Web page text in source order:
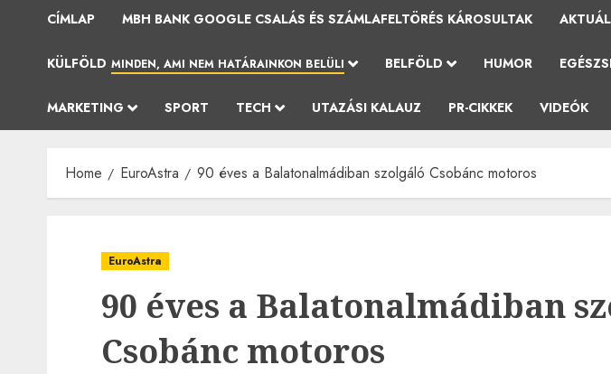
CÍMLAP MBH BANK GOOGLE CSALÁS ÉS SZÁMLAFELTÖRÉS KÁROSULTAK
KÜLFÖLD MINDEN, AMI NEM HATÁRAINKON BELÜLI BELFÖLD HUMOR
MARKETING SPORT TECH UTAZÁSI KALAUZ PR-CIKKEK VIDEÓK
Home EuroAstra 90 éves a Balatonalmádiban szolgáló Csobánc motoros
EuroAstra
90 éves a Balatonalmádiban
Csobánc motoros